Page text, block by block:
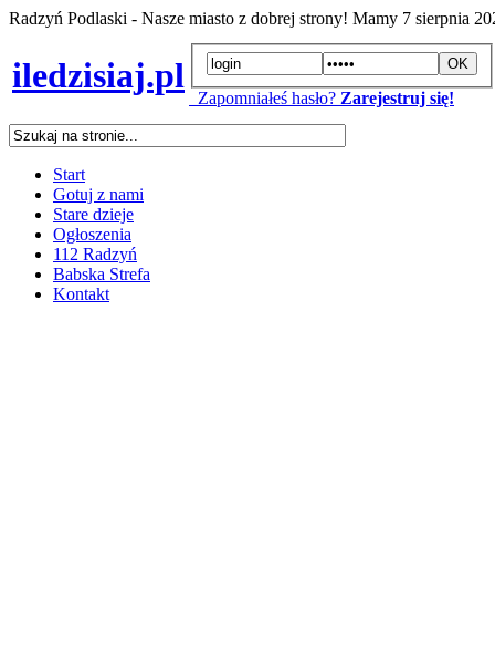
Radzyń Podlaski - Nasze miasto z dobrej strony! Mamy 7 sierpnia
iledzisiaj.pl
Zapomniałeś hasło? Zarejestruj się!
Start
Gotuj z nami
Stare dzieje
Ogłoszenia
112 Radzyń
Babska Strefa
Kontakt